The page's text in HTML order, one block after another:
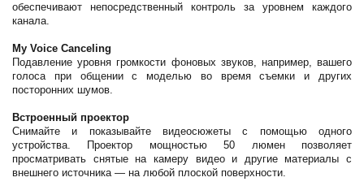
обеспечивают непосредственный контроль за уровнем каждого
канала.
My Voice Canceling
Подавление уровня громкости фоновых звуков, например, вашего
голоса при общении с моделью во время съемки и других
посторонних шумов.
Встроенный проектор
Снимайте и показывайте видеосюжеты с помощью одного
устройства. Проектор мощностью 50 люмен позволяет
просматривать снятые на камеру видео и другие материалы с
внешнего источника — на любой плоской поверхности.